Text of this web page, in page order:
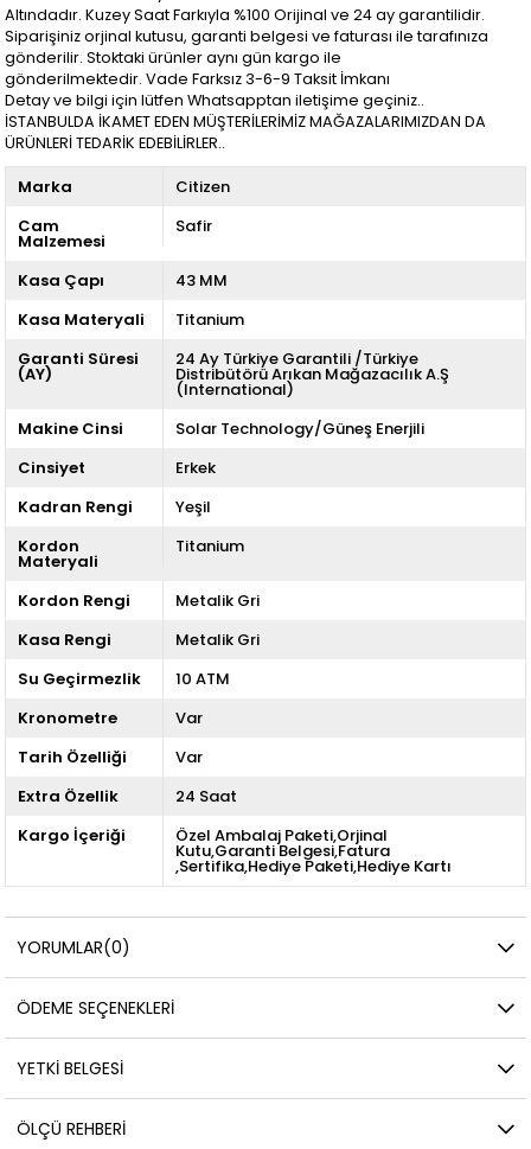
Altındadır. Kuzey Saat Farkıyla %100 Orijinal ve 24 ay garantilidir.
Siparişiniz orjinal kutusu, garanti belgesi ve faturası ile tarafınıza
gönderilir. Stoktaki ürünler aynı gün kargo ile
gönderilmektedir. Vade Farksız 3-6-9 Taksit İmkanı
Detay ve bilgi için lütfen Whatsapptan iletişime geçiniz..
İSTANBULDA İKAMET EDEN MÜŞTERİLERİMİZ MAĞAZALARIMIZDAN DA
ÜRÜNLERİ TEDARİK EDEBİLİRLER..
Marka
Citizen
Cam
Malzemesi
Safir
Kasa Çapı
43 MM
Kasa Materyali
Titanium
Garanti Süresi
(AY)
24 Ay Türkiye Garantili /Türkiye
Distribütörü Arıkan Mağazacılık A.Ş
(International)
Makine Cinsi
Solar Technology/Güneş Enerjili
Cinsiyet
Erkek
Kadran Rengi
Yeşil
Kordon
Materyali
Titanium
Kordon Rengi
Metalik Gri
Kasa Rengi
Metalik Gri
Su Geçirmezlik
10 ATM
Kronometre
Var
Tarih Özelliği
Var
Extra Özellik
24 Saat
Kargo İçeriği
Özel Ambalaj Paketi,Orjinal
Kutu,Garanti Belgesi,Fatura
,Sertifika,Hediye Paketi,Hediye Kartı
YORUMLAR(0)
ÖDEME SEÇENEKLERI
YETKİ BELGESİ
ÖLÇÜ REHBERI